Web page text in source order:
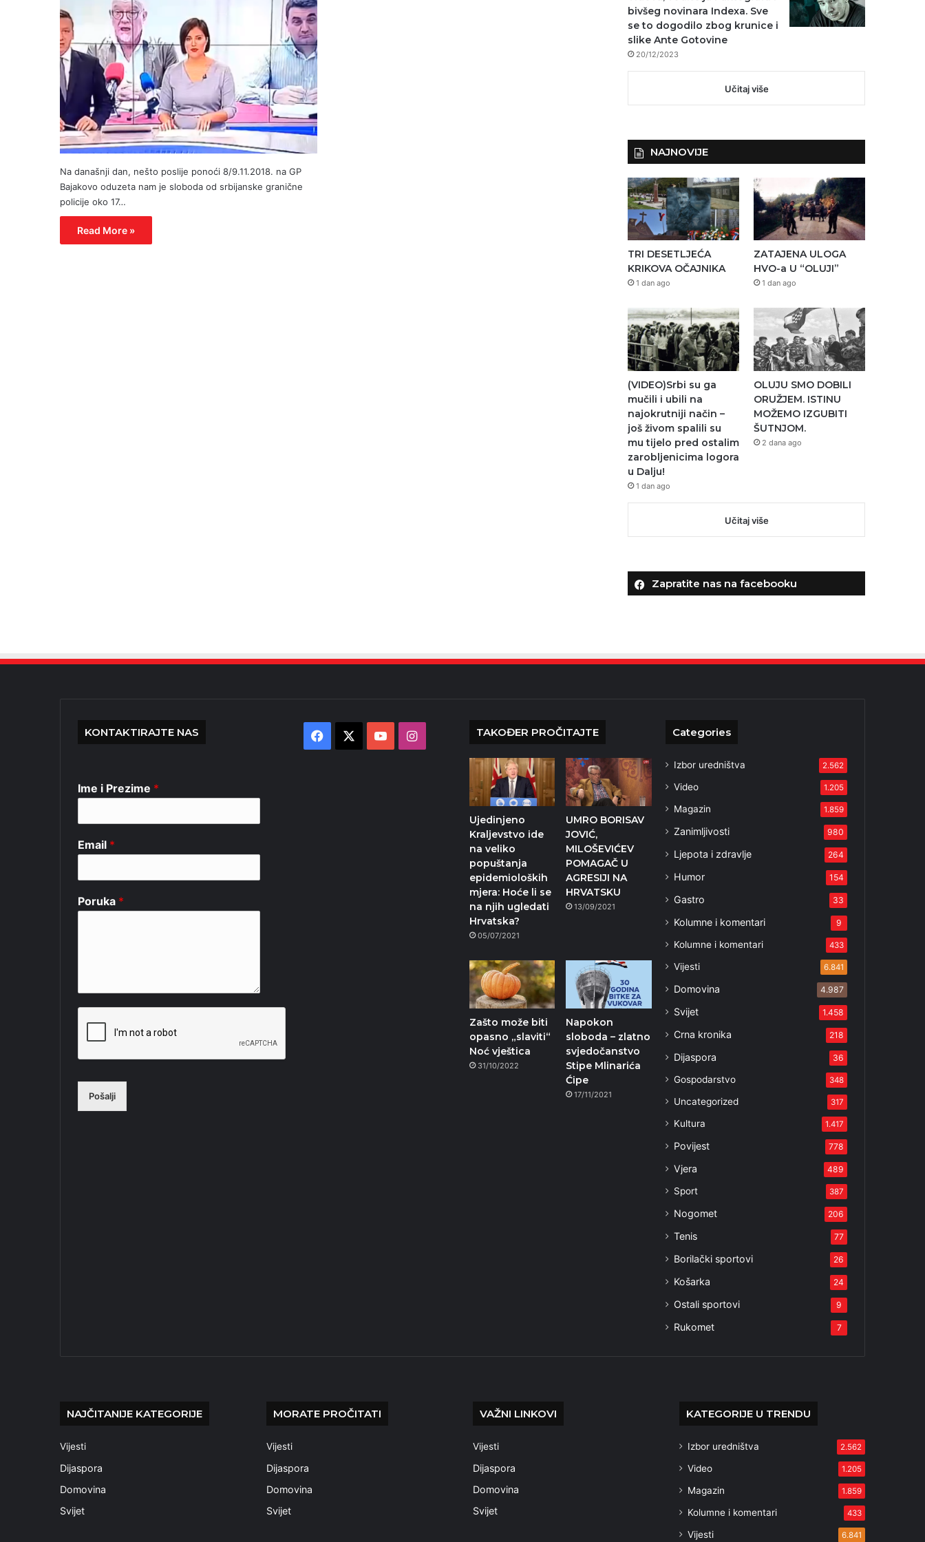
Na današnji dan, nešto poslije ponoći 8/9.11.2018. na GP
Bajakovo oduzeta nam je sloboda od srbijanske granične
policije oko 17…
Read More »
bivšeg novinara Indexa. Sve
se to dogodilo zbog krunice i
slike Ante Gotovine
20/12/2023
Učitaj više
NAJNOVIJE
TRI DESETLJEĆA
KRIKOVA OČAJNIKA
1 dan ago
ZATAJENA ULOGA
HVO-a U “OLUJI”
1 dan ago
(VIDEO)Srbi su ga
mučili i ubili na
najokrutniji način –
još živom spalili su
mu tijelo pred ostalim
zarobljenicima logora
u Dalju!
1 dan ago
OLUJU SMO DOBILI
ORUŽJEM. ISTINU
MOŽEMO IZGUBITI
ŠUTNJOM.
2 dana ago
Učitaj više
Zapratite nas na facebooku
KONTAKTIRAJTE NAS
Ime i Prezime *
Email *
Poruka *
Pošalji
Facebook YouTubeInstagram TAKOĐER PROČITAJTE
Ujedinjeno
Kraljevstvo ide
na veliko
popuštanja
epidemioloških
mjera: Hoće li se
na njih ugledati
Hrvatska?
05/07/2021
UMRO BORISAV
JOVIĆ,
MILOŠEVIĆEV
POMAGAČ U
AGRESIJI NA
HRVATSKU
13/09/2021
Zašto može biti
opasno „slaviti“
Noć vještica
31/10/2022
Napokon
sloboda – zlatno
svjedočanstvo
Stipe Mlinarića
Ćipe
17/11/2021
Categories
Izbor uredništva 2.562
Video 1.205
Magazin 1.859
Zanimljivosti 980
Ljepota i zdravlje 264
Humor 154
Gastro 33
Kolumne i komentari 9
Kolumne i komentari 433
Vijesti 6.841
Domovina 4.987
Svijet 1.458
Crna kronika 218
Dijaspora 36
Gospodarstvo 348
Uncategorized 317
Kultura 1.417
Povijest 778
Vjera 489
Sport 387
Nogomet 206
Tenis 77
Borilački sportovi 26
Košarka 24
Ostali sportovi 9
Rukomet 7
NAJČITANIJE KATEGORIJE
Vijesti
Dijaspora
Domovina
Svijet
MORATE PROČITATI
Vijesti
Dijaspora
Domovina
Svijet
VAŽNI LINKOVI
Vijesti
Dijaspora
Domovina
Svijet
KATEGORIJE U TRENDU
Izbor uredništva 2.562
Video 1.205
Magazin 1.859
Kolumne i komentari 433
Vijesti 6.841